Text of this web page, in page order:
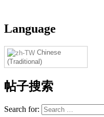
Language
Chinese
(Traditional)
帖子搜索
Search for: